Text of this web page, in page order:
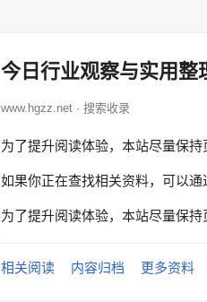
今日行业观察与实用整
www.hgzz.net · 搜索收录
为了提升阅读体验，本站尽量保
如果你正在查找相关资料，可以通
为了提升阅读体验，本站尽量保
相关阅读 内容归档 更多资料